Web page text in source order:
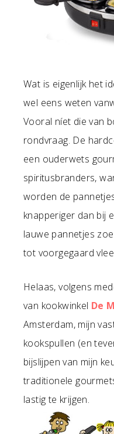
Wat is eigenlijk het
wel eens weten
Vooral níet die van
rondvraag. De
een ouderwets
spiritusbranders,
worden de
knapperiger dan bij
lauwe pannetjes
tot voorgegaard
Helaas, volgens
van kookwinkel De
Amsterdam, mijn
kookspullen (en
bijslijpen van mijn
traditionele
lastig te krijgen.